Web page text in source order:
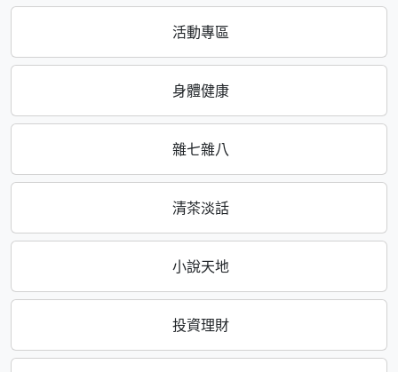
活動專區
身體健康
雜七雜八
清茶淡話
小說天地
投資理財